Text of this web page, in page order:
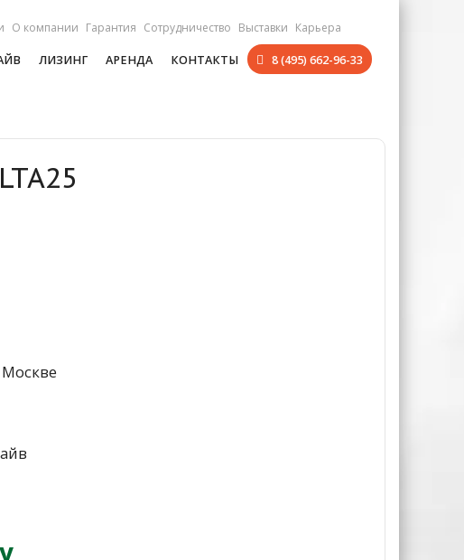
О компании Гарантия Сотрудничество Выставки Карьера
ЛИЗИНГ АРЕНДА КОНТАКТЫ 8 (495) 662-96-33
Москве